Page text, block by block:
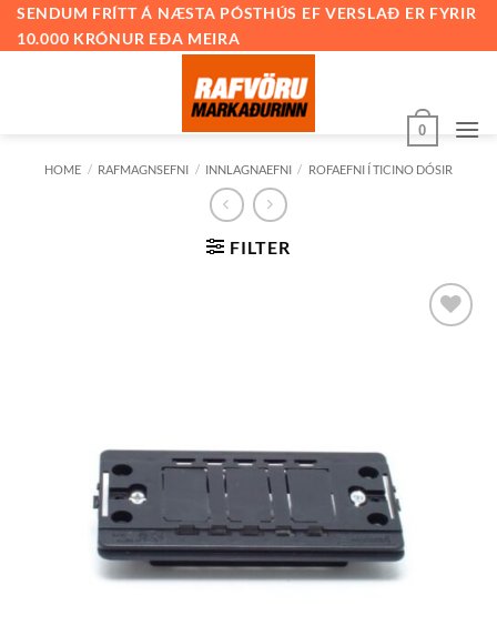
SkipSENDUM FRÍTT Á NÆSTA PÓSTHÚS EF VERSLAÐ ER FYRIR
10.000 KRÓNUR EÐA MEIRA
0
HOME / RAFMAGNSEFNI / INNLAGNAEFNI / ROFAEFNI Í TICINO DÓSIR
FILTER